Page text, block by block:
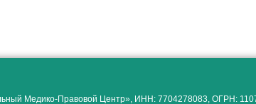
Медико-Правовой Центр», ИНН: 7704278083, ОГРН: